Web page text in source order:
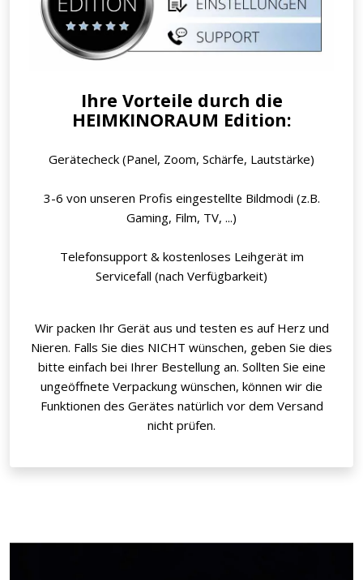
Ihre Vorteile durch die
HEIMKINORAUM Edition:
Gerätecheck (Panel, Zoom, Schärfe, Lautstärke)
3-6 von unseren Profis eingestellte Bildmodi (z.B.
Gaming, Film, TV, ...)
Telefonsupport & kostenloses Leihgerät im
Servicefall (nach Verfügbarkeit)
Wir packen Ihr Gerät aus und testen es auf Herz und
Nieren. Falls Sie dies NICHT wünschen, geben Sie dies
bitte einfach bei Ihrer Bestellung an. Sollten Sie eine
ungeöffnete Verpackung wünschen, können wir die
Funktionen des Gerätes natürlich vor dem Versand
nicht prüfen.